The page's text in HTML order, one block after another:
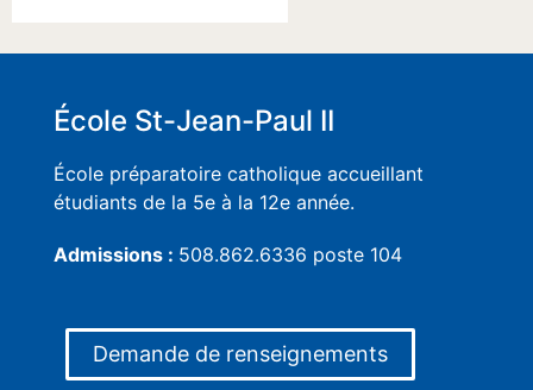
École St-Jean-Paul II
École préparatoire catholique accueillant
étudiants de la 5e à la 12e année.
Admissions : 508.862.6336 poste 104
Demande de renseignements